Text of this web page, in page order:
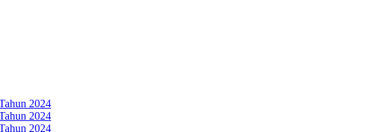
2024
2024
2024